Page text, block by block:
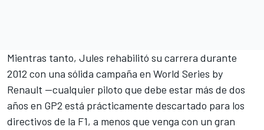
Mientras tanto, Jules rehabilitó su carrera durante
2012 con una sólida campaña en World Series by
Renault —cualquier piloto que debe estar más de dos
años en GP2 está prácticamente descartado para los
directivos de la F1, a menos que venga con un gran